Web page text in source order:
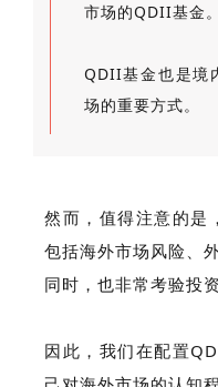
市场的QDII基金。
QDII基金也是境
场的重要方式。
然而，值得注意的是
包括海外市场风险、
同时，也非常考验投
因此，我们在配置